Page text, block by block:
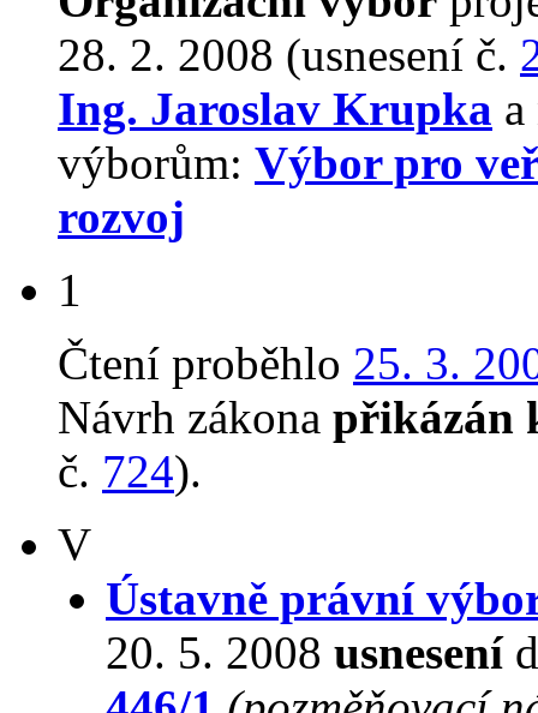
28. 2. 2008 (usnesení č.
Ing. Jaroslav Krupka
výborům: Výbor pro
rozvoj
1
Čtení proběhlo 25. 3.
Návrh zákona přikázán
č. 724).
V
Ústavně právní
20. 5. 2008 usnesení